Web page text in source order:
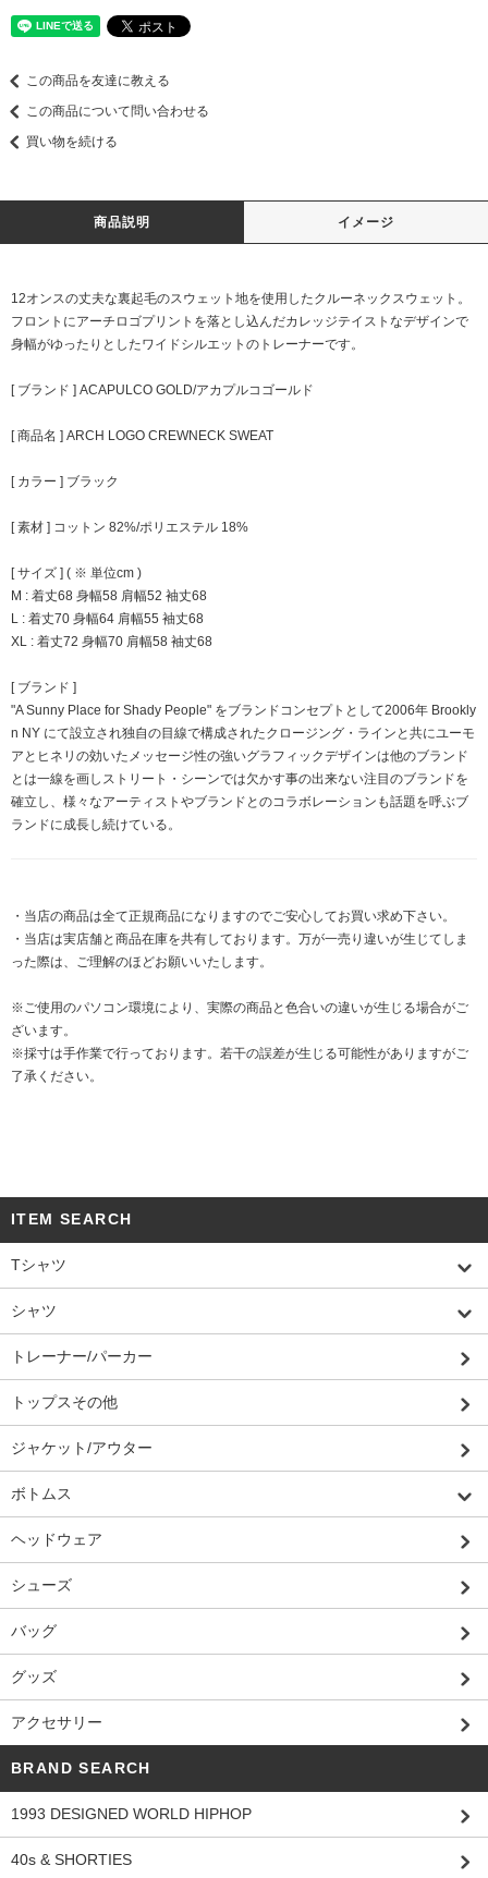
この商品を友達に教える
この商品について問い合わせる
買い物を続ける
商品説明 イメージ
12オンスの丈夫な裏起毛のスウェット地を使用したクルーネックスウェット。
フロントにアーチロゴプリントを落とし込んだカレッジテイストなデザインで
身幅がゆったりとしたワイドシルエットのトレーナーです。
[ ブランド ] ACAPULCO GOLD/アカプルコゴールド
[ 商品名 ] ARCH LOGO CREWNECK SWEAT
[ カラー ] ブラック
[ 素材 ] コットン 82%/ポリエステル 18%
[ サイズ ] ( ※ 単位cm )
M : 着丈68 身幅58 肩幅52 袖丈68
L : 着丈70 身幅64 肩幅55 袖丈68
XL : 着丈72 身幅70 肩幅58 袖丈68
[ ブランド ]
"A Sunny Place for Shady People" をブランドコンセプトとして2006年 Brookly
n NY にて設立され独自の目線で構成されたクロージング・ラインと共にユーモ
アとヒネリの効いたメッセージ性の強いグラフィックデザインは他のブランド
とは一線を画しストリート・シーンでは欠かす事の出来ない注目のブランドを
確立し、様々なアーティストやブランドとのコラボレーションも話題を呼ぶブ
ランドに成長し続けている。
・当店の商品は全て正規商品になりますのでご安心してお買い求め下さい。
・当店は実店舗と商品在庫を共有しております。万が一売り違いが生じてしま
った際は、ご理解のほどお願いいたします。
※ご使用のパソコン環境により、実際の商品と色合いの違いが生じる場合がご
ざいます。
※採寸は手作業で行っております。若干の誤差が生じる可能性がありますがご
了承ください。
ITEM SEARCH
Tシャツ
シャツ
トレーナー/パーカー
トップスその他
ジャケット/アウター
ボトムス
ヘッドウェア
シューズ
バッグ
グッズ
アクセサリー
BRAND SEARCH
1993 DESIGNED WORLD HIPHOP
40s & SHORTIES